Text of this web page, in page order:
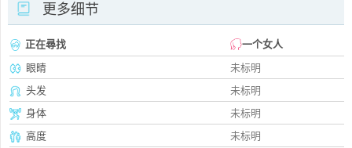
更多细节
正在尋找
一个女人
眼睛
未标明
头发
未标明
身体
未标明
高度
未标明